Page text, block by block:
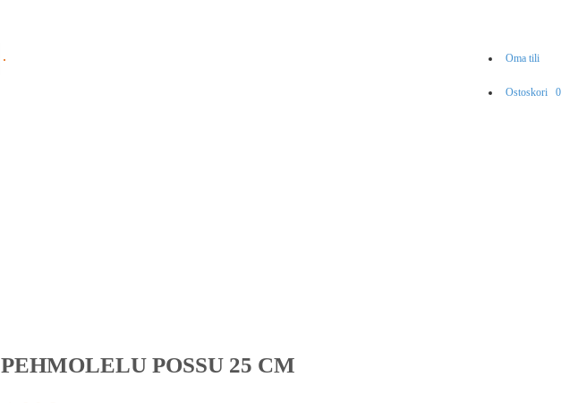
Oma tili
Ostoskori 0
PEHMOLELU POSSU 25 CM